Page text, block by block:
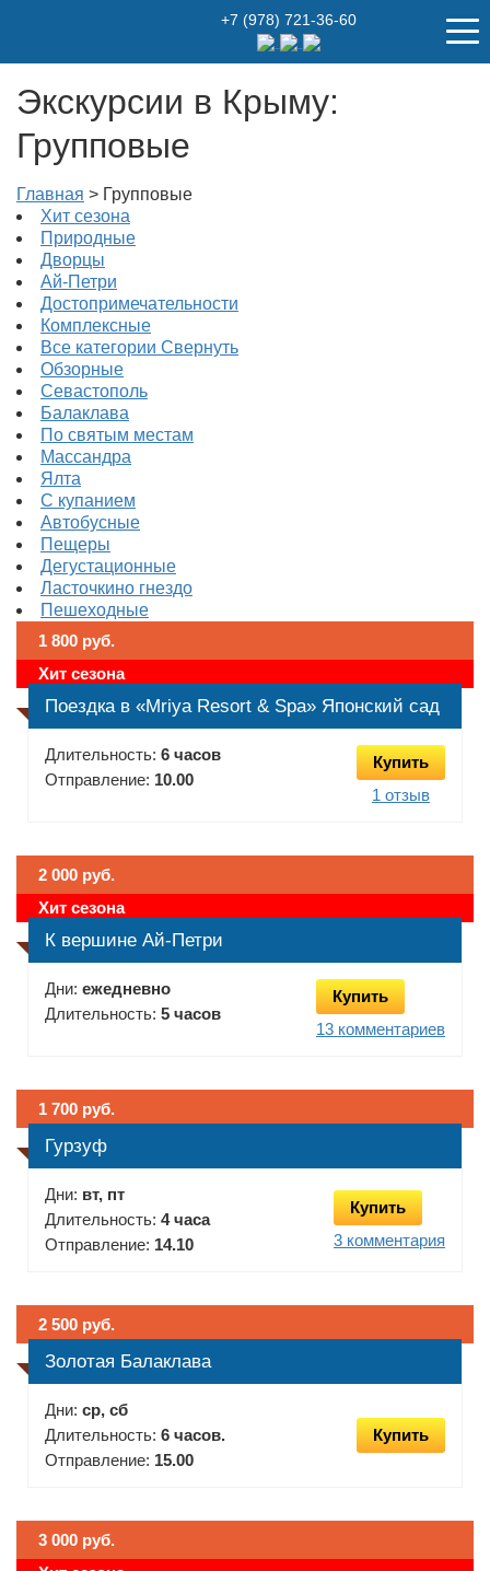
+7 (978) 721-36-60
Экскурсии в Крыму:
Групповые
Главная > Групповые
Хит сезона
Природные
Дворцы
Ай-Петри
Достопримечательности
Комплексные
Все категории Свернуть
Обзорные
Севастополь
Балаклава
По святым местам
Массандра
Ялта
С купанием
Автобусные
Пещеры
Дегустационные
Ласточкино гнездо
Пешеходные
1 800 руб.
Хит сезона
Поездка в «Mriya Resort & Spa» Японский сад
Длительность: 6 часов
Отправление: 10.00
Купить
1 отзыв
2 000 руб.
Хит сезона
К вершине Ай-Петри
Дни: ежедневно
Длительность: 5 часов
Купить
13 комментариев
1 700 руб.
Гурзуф
Дни: вт, пт
Длительность: 4 часа
Отправление: 14.10
Купить
3 комментария
2 500 руб.
Золотая Балаклава
Дни: ср, сб
Длительность: 6 часов.
Отправление: 15.00
Купить
3 000 руб.